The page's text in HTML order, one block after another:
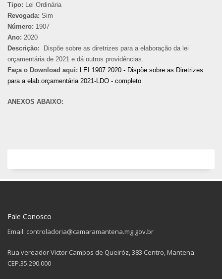
Tipo: Lei Ordinária
Revogada: Sim
Número: 1907
Ano: 2020
Descrição: Dispõe sobre as diretrizes para a elaboração da lei
orçamentária de 2021 e dá outros providências.
Faça o Download aqui: LEI 1907 2020 - Dispõe sobre as Diretrizes
para a elab.orçamentária 2021-LDO - completo
ANEXOS ABAIXO:
Fale Conosco
Email: controladoria@camaramantena.mg.gov.br
Rua vereador Victor Campos de Queiróz, 383 Centro, Mantena.
CEP.35.290.000